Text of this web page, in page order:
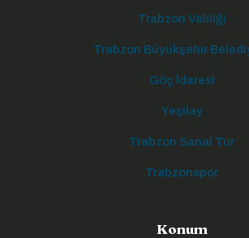
Trabzon Valiliği
Trabzon Büyükşehir
Göç İdaresi
Yeşilay
Trabzon Sanal Tur
Trabzonspor
Konum